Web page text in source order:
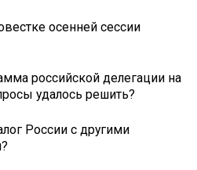
осенней сессии
российской делегации на
удалось решить?
России с другими